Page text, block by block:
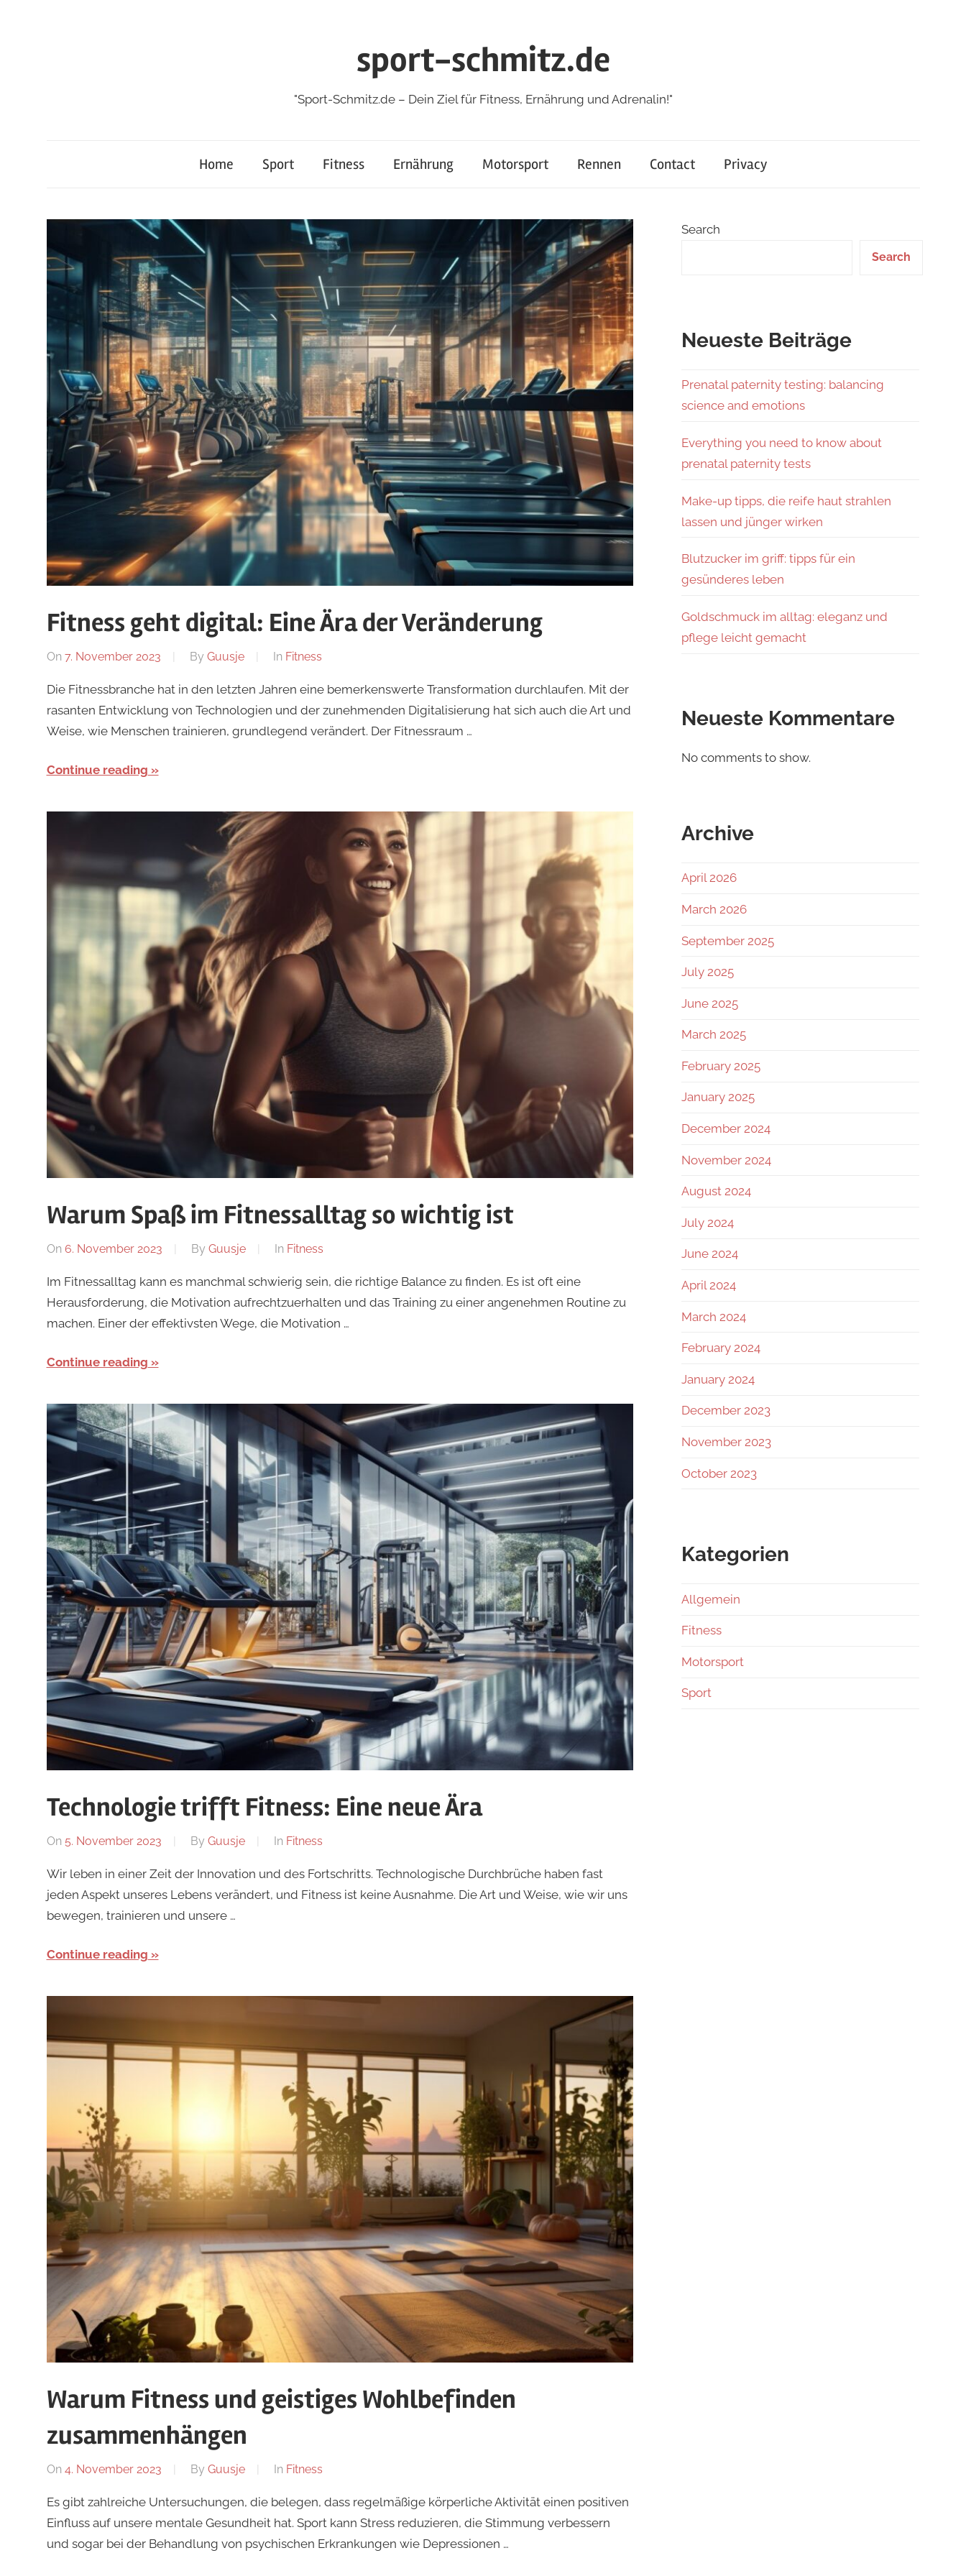
sport-schmitz.de
"Sport-Schmitz.de – Dein Ziel für Fitness, Ernährung und Adrenalin!"
Home Sport Fitness Ernährung Motorsport Rennen Contact Privacy
Fitness geht digital: Eine Ära der Veränderung
On 7. November 2023 By Guusje In Fitness
Die Fitnessbranche hat in den letzten Jahren eine bemerkenswerte Transformation durchlaufen. Mit der
rasanten Entwicklung von Technologien und der zunehmenden Digitalisierung hat sich auch die Art und
Weise, wie Menschen trainieren, grundlegend verändert. Der Fitnessraum …
Continue reading
Warum Spaß im Fitnessalltag so wichtig ist
On 6. November 2023 By Guusje In Fitness
Im Fitnessalltag kann es manchmal schwierig sein, die richtige Balance zu finden. Es ist oft eine
Herausforderung, die Motivation aufrechtzuerhalten und das Training zu einer angenehmen Routine zu
machen. Einer der effektivsten Wege, die Motivation …
Continue reading
Technologie trifft Fitness: Eine neue Ära
On 5. November 2023 By Guusje In Fitness
Wir leben in einer Zeit der Innovation und des Fortschritts. Technologische Durchbrüche haben fast
jeden Aspekt unseres Lebens verändert, und Fitness ist keine Ausnahme. Die Art und Weise, wie wir uns
bewegen, trainieren und unsere …
Continue reading
Warum Fitness und geistiges Wohlbefinden
zusammenhängen
On 4. November 2023 By Guusje In Fitness
Es gibt zahlreiche Untersuchungen, die belegen, dass regelmäßige körperliche Aktivität einen positiven
Einfluss auf unsere mentale Gesundheit hat. Sport kann Stress reduzieren, die Stimmung verbessern
und sogar bei der Behandlung von psychischen Erkrankungen wie Depressionen …
Search
Search
Neueste Beiträge
Prenatal paternity testing: balancing
science and emotions
Everything you need to know about
prenatal paternity tests
Make-up tipps, die reife haut strahlen
lassen und jünger wirken
Blutzucker im griff: tipps für ein
gesünderes leben
Goldschmuck im alltag: eleganz und
pflege leicht gemacht
Neueste Kommentare
No comments to show.
Archive
April 2026
March 2026
September 2025
July 2025
June 2025
March 2025
February 2025
January 2025
December 2024
November 2024
August 2024
July 2024
June 2024
April 2024
March 2024
February 2024
January 2024
December 2023
November 2023
October 2023
Kategorien
Allgemein
Fitness
Motorsport
Sport